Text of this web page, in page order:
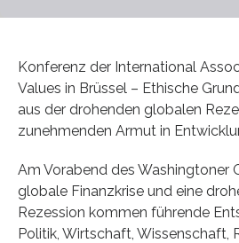
Konferenz der International
Values in Brüssel – Ethische
aus der drohenden globalen
zunehmenden Armut in
Am Vorabend des Washingtoner
globale Finanzkrise und eine
Rezession kommen führende
Politik, Wirtschaft, Wissenschaft,